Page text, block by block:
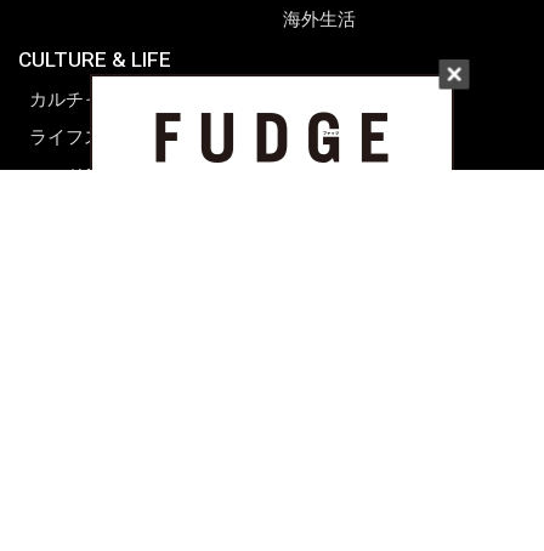
CULTURE & LIFE
カルチャー
ライフスタイル
フード&ドリンク
海外生活